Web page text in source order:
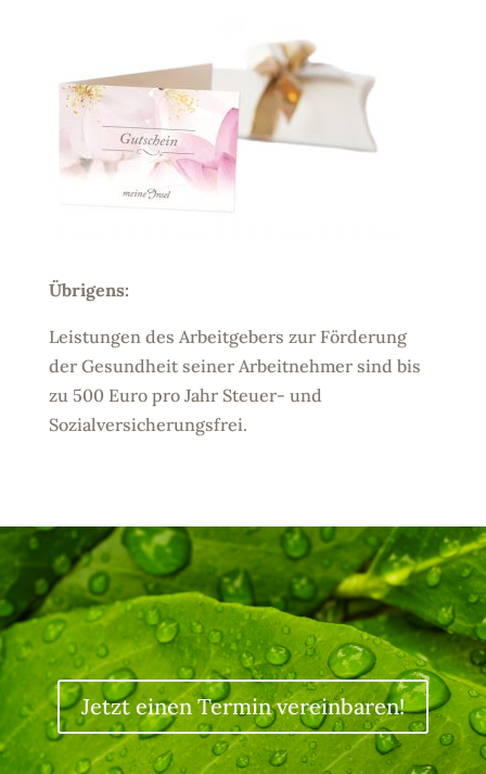
Übrigens:
Leistungen des Arbeitgebers zur Förderung
der Gesundheit seiner Arbeitnehmer sind bis
zu 500 Euro pro Jahr Steuer- und
Sozialversicherungsfrei.
Jetzt einen Termin vereinbaren!